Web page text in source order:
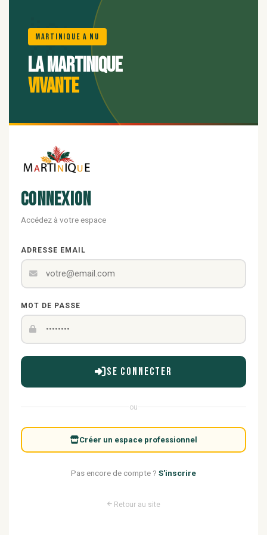
🌺
Martinique A Nu
La Martinique
vivante
Connexion
Accédez à votre espace
ADRESSE EMAIL
MOT DE PASSE
Se connecter
ou
Créer un espace professionnel
Pas encore de compte ? S'inscrire
Retour au site